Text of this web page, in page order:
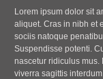
Lorem ipsum dolor sit
aliquet. Cras in nibh et
sociis natoque
Suspendisse potenti.
nascetur ridiculus mus.
viverra sagittis